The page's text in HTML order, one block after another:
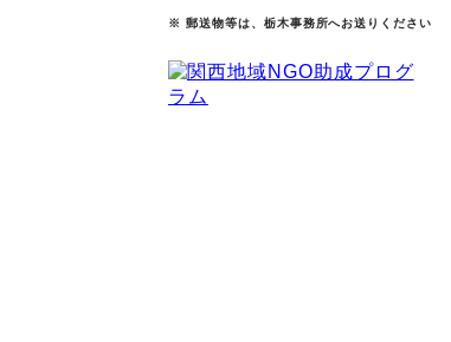
※ 郵送物等は、栃木事務所へお送りください